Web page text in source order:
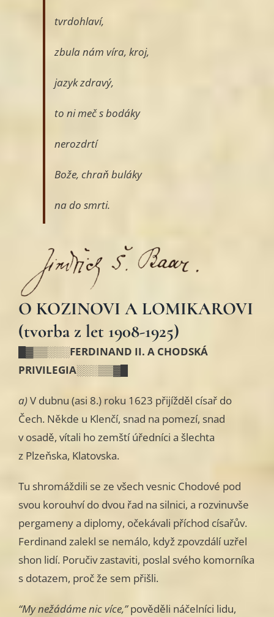
tvrdohlaví,
zbula nám víra, kroj,
jazyk zdravý,
to ni meč s bodáky
nerozdrtí
Bože, chraň buláky
na do smrti.
O KOZINOVI A LOMIKAROVI
(tvorba z let 1908-1925)
█▓▒▒░░░FERDINAND II. A CHODSKÁ
PRIVILEGIA░░░▒▒▓█
a)V dubnu (asi 8.) roku 1623 přijížděl císař do
Čech. Někde u Klenčí, snad na pomezí, snad
v osadě, vítali ho zemští úředníci a šlechta
z Plzeňska, Klatovska.
Tu shromáždili se ze všech vesnic Chodové pod
svou korouhví do dvou řad na silnici, a rozvinuvše
pergameny a diplomy, očekávali příchod císařův.
Ferdinand zalekl se nemálo, když zpovzdálí uzřel
shon lidí. Poručiv zastaviti, poslal svého komorníka
s dotazem, proč že sem přišli.
“My nežádáme nic více,”pověděli náčelníci lidu,